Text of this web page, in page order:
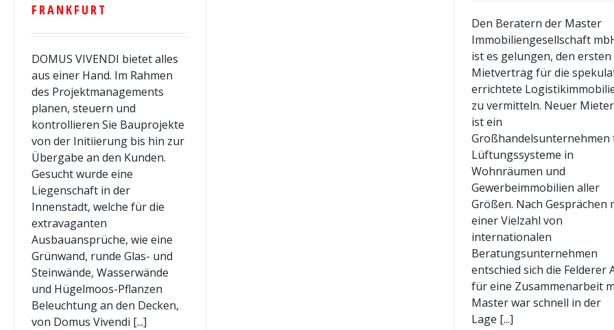
Den Beratern der Master
Immobiliengesellschaft
ist es gelungen, den ersten
Mietvertrag für die
errichtete
zu vermitteln. Neuer Mieter
ist ein
Großhandelsunternehmen
Lüftungssysteme in
Wohnräumen und
Gewerbeimmobilien aller
Größen. Nach Gesprächen
einer Vielzahl von
internationalen
Beratungsunternehmen
entschied sich die Felderer
für eine Zusammenarbeit
Master war schnell in der
Lage [...]
FRANKFURT
DOMUS VIVENDI bietet alles
aus einer Hand. Im Rahmen
des Projektmanagements
planen, steuern und
kontrollieren Sie Bauprojekte
von der Initiierung bis hin zur
Übergabe an den Kunden.
Gesucht wurde eine
Liegenschaft in der
Innenstadt, welche für die
extravaganten
Ausbauansprüche, wie eine
Grünwand, runde Glas- und
Steinwände, Wasserwände
und Hügelmoos-Pflanzen
Beleuchtung an den Decken,
von Domus Vivendi [...]